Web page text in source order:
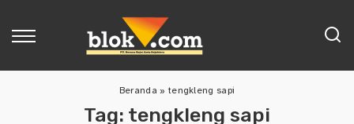
Beranda »tengkleng sapi
Tag: tengkleng sapi